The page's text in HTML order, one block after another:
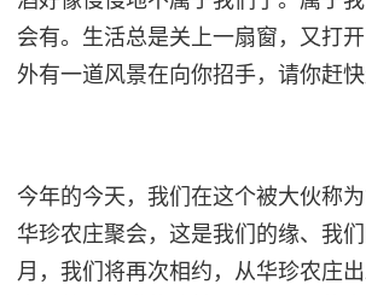
会有。生活总是关上一扇窗，又打
外有一道风景在向你招手，请你赶快
今年的今天，我们在这个被大伙称
华珍农庄聚会，这是我们的缘、我们
月，我们将再次相约，从华珍农庄